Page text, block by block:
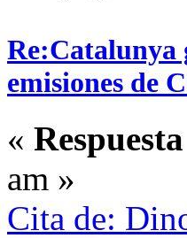
Re:Catalunya
emisiones de
«
am »
Cita de: